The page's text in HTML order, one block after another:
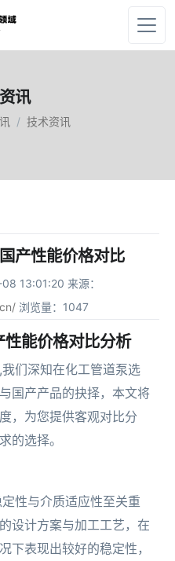
讯
技术资讯
产性能价格对比
13:01:20 来源：
浏览量：1047
能价格对比分析
们深知在化工管道泵选
国产产品的抉择，本文将
，为您提供客观对比分
的选择。
性与介质适应性至关重
设计方案与加工工艺，在
下表现出较好的稳定性，